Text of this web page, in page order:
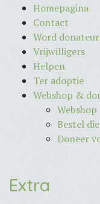
Homepagina
Contact
Word donateur
Vrijwilligers
Helpen
Ter adoptie
Webshop &
Webshop
Bestel
Doneer
Extra